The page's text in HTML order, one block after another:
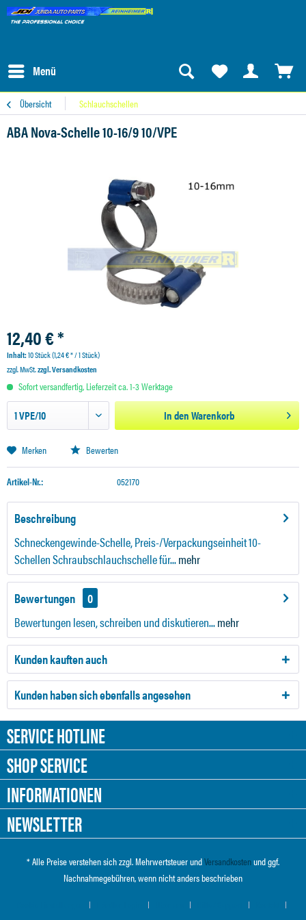
Menü
Übersicht Schlauchschellen
ABA Nova-Schelle 10-16/9 10/VPE
12,40 € *
Inhalt:10 Stück (1,24 € * / 1 Stück)
zzgl. MwSt.zzgl. Versandkosten
Sofort versandfertig, Lieferzeit ca. 1-3 Werktage
In denWarenkorb
Merken Bewerten
Artikel-Nr.: 052170
Beschreibung
Schneckengewinde-Schelle, Preis-/Verpackungseinheit 10-
Schellen Schraubschlauchschelle für...mehr
Bewertungen
0
Bewertungen lesen, schreiben und diskutieren...mehr
Kunden kauften auch
Kunden haben sich ebenfalls angesehen
SERVICE HOTLINE
SHOP SERVICE
INFORMATIONEN
NEWSLETTER
* Alle Preise verstehen sich zzgl. Mehrwertsteuer undVersandkostenund ggf.
Nachnahmegebühren, wenn nicht anders beschrieben